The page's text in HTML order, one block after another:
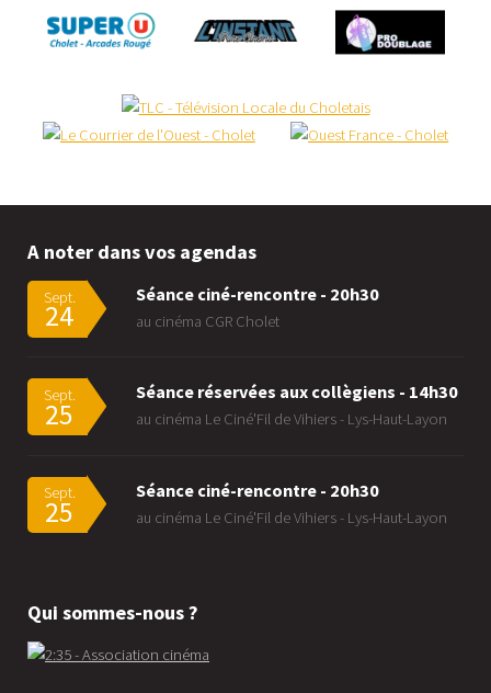
A noter dans vos agendas
Sept.
24
Séance ciné-rencontre - 20h30
au cinéma CGR Cholet
Sept.
25
Séance réservées aux collègiens - 14h30
au cinéma Le Ciné'Fil de Vihiers - Lys-Haut-Layon
Sept.
25
Séance ciné-rencontre - 20h30
au cinéma Le Ciné'Fil de Vihiers - Lys-Haut-Layon
Qui sommes-nous ?